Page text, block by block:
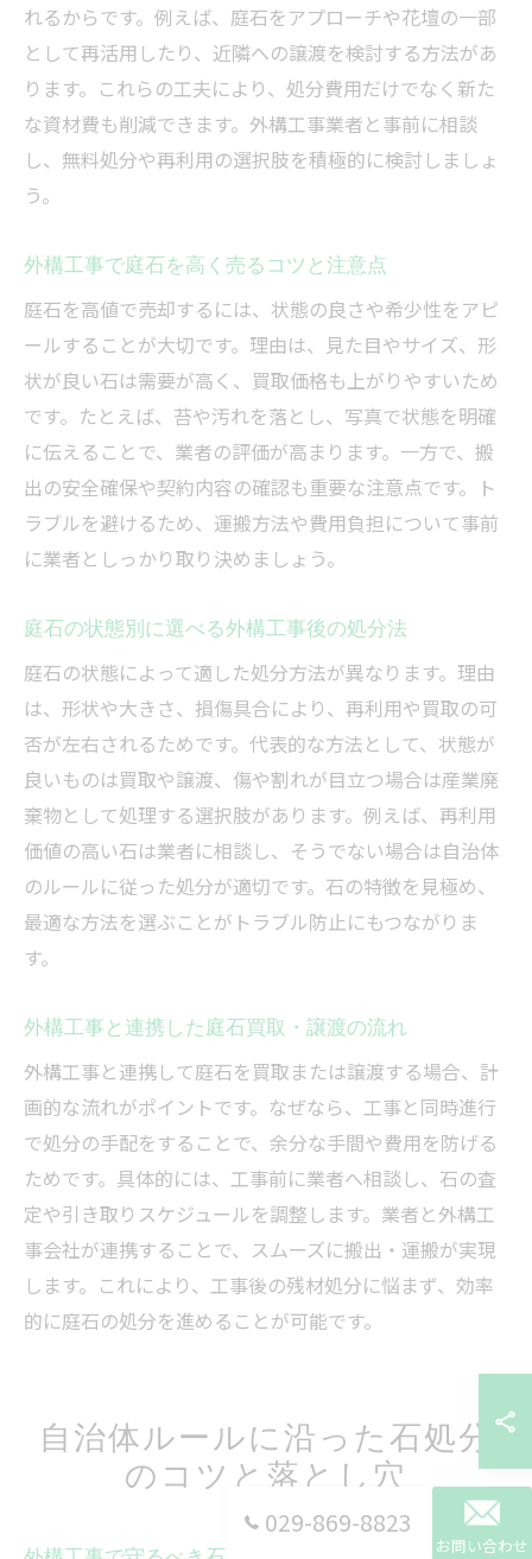
れるからです。例えば、庭石をアプローチや花壇の一部
として再活用したり、近隣への譲渡を検討する方法があ
ります。これらの工夫により、処分費用だけでなく新た
な資材費も削減できます。外構工事業者と事前に相談
し、無料処分や再利用の選択肢を積極的に検討しましょ
う。
外構工事で庭石を高く売るコツと注意点
庭石を高値で売却するには、状態の良さや希少性をアピ
ールすることが大切です。理由は、見た目やサイズ、形
状が良い石は需要が高く、買取価格も上がりやすいため
です。たとえば、苔や汚れを落とし、写真で状態を明確
に伝えることで、業者の評価が高まります。一方で、搬
出の安全確保や契約内容の確認も重要な注意点です。ト
ラブルを避けるため、運搬方法や費用負担について事前
に業者としっかり取り決めましょう。
庭石の状態別に選べる外構工事後の処分法
庭石の状態によって適した処分方法が異なります。理由
は、形状や大きさ、損傷具合により、再利用や買取の可
否が左右されるためです。代表的な方法として、状態が
良いものは買取や譲渡、傷や割れが目立つ場合は産業廃
棄物として処理する選択肢があります。例えば、再利用
価値の高い石は業者に相談し、そうでない場合は自治体
のルールに従った処分が適切です。石の特徴を見極め、
最適な方法を選ぶことがトラブル防止にもつながりま
す。
外構工事と連携した庭石買取・譲渡の流れ
外構工事と連携して庭石を買取または譲渡する場合、計
画的な流れがポイントです。なぜなら、工事と同時進行
で処分の手配をすることで、余分な手間や費用を防げる
ためです。具体的には、工事前に業者へ相談し、石の査
定や引き取りスケジュールを調整します。業者と外構工
事会社が連携することで、スムーズに搬出・運搬が実現
します。これにより、工事後の残材処分に悩まず、効率
的に庭石の処分を進めることが可能です。
自治体ルールに沿った石処分
のコツと落とし穴
029-869-8823
お問い合わせ